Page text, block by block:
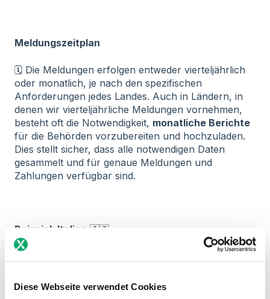
Diese Webseite verwendet Cookies
Meldungszeitplan
🗓️ Die Meldungen erfolgen entweder vierteljährlich
oder monatlich, je nach den spezifischen
Anforderungen jedes Landes. Auch in Ländern, in
denen wir vierteljährliche Meldungen vornehmen,
besteht oft die Notwendigkeit, monatliche Berichte
für die Behörden vorzubereiten und hochzuladen.
Dies stellt sicher, dass alle notwendigen Daten
gesammelt und für genaue Meldungen und
Zahlungen verfügbar sind.
Beispiel: Italien 🇮🇹
müssen Kunden dennochmonatliche